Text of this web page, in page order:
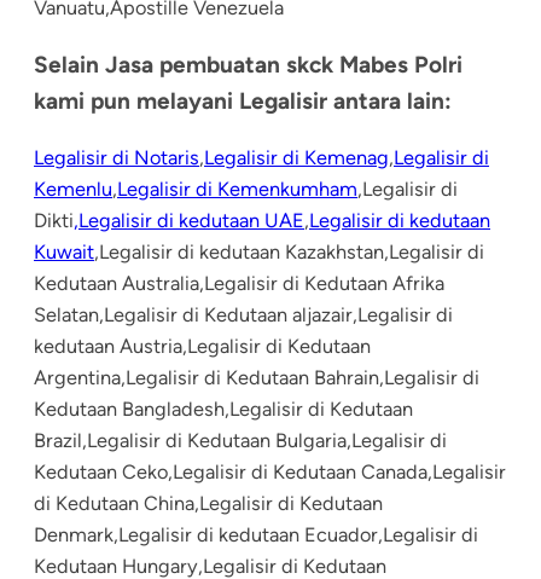
Vanuatu,Apostille Venezuela
Selain Jasa pembuatan skck Mabes Polri
kami pun melayani Legalisir antara lain:
Legalisir di Notaris,Legalisir di Kemenag,Legalisir di
Kemenlu,Legalisir di Kemenkumham,Legalisir di
Dikti,Legalisir di kedutaan UAE,Legalisir di kedutaan
Kuwait,Legalisir di kedutaan Kazakhstan,Legalisir di
Kedutaan Australia,Legalisir di Kedutaan Afrika
Selatan,Legalisir di Kedutaan aljazair,Legalisir di
kedutaan Austria,Legalisir di Kedutaan
Argentina,Legalisir di Kedutaan Bahrain,Legalisir di
Kedutaan Bangladesh,Legalisir di Kedutaan
Brazil,Legalisir di Kedutaan Bulgaria,Legalisir di
Kedutaan Ceko,Legalisir di Kedutaan Canada,Legalisir
di Kedutaan China,Legalisir di Kedutaan
Denmark,Legalisir di kedutaan Ecuador,Legalisir di
Kedutaan Hungary,Legalisir di Kedutaan